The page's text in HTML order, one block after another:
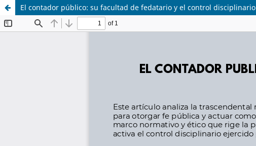
El contador público: su facultad de fedatario y el control disciplinario